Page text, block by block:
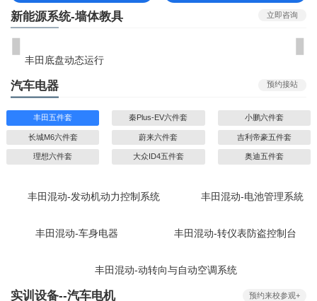
新能源系统-墙体教具 立即咨询
丰田底盘动态运行
汽车电器 预约接站
丰田五件套 秦Plus-EV六件套 小鹏六件套
长城M6六件套 蔚来六件套 吉利帝豪五件套
理想六件套 大众ID4五件套 奥迪五件套
丰田混动-发动机动力控制系统 丰田混动-电池管理系統
丰田混动-车身电器 丰田混动-转仪表防盗控制台
丰田混动-动转向与自动空调系统
实训设备--汽车电机 预约来校参观+